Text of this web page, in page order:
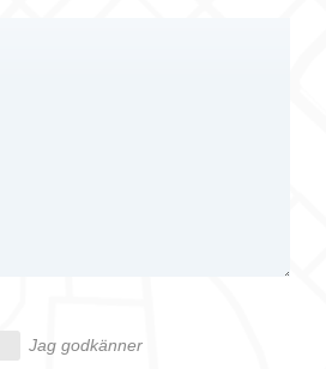
Jag godkänner